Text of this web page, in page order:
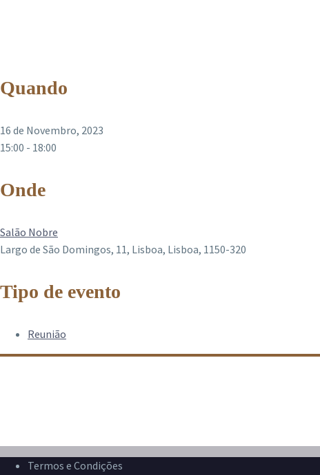
Quando
16 de Novembro, 2023
15:00 - 18:00
Onde
Salão Nobre
Largo de São Domingos, 11, Lisboa, Lisboa, 1150-320
Tipo de evento
Reunião
Termos e Condições